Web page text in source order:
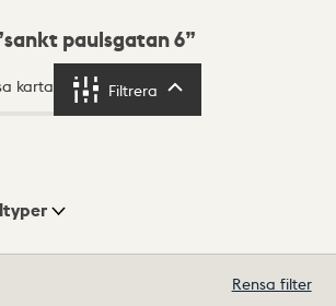
sankt paulsgatan 6
karta Filtrera
Rensa filter